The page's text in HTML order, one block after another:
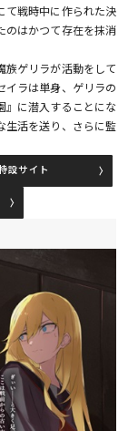
て戦時中に作られた決
のはかつて存在を抹消
族ゲリラが活動をして
イラは単身、ゲリラの
』に潜入することにな
生活を送り、さらに監
設サイト